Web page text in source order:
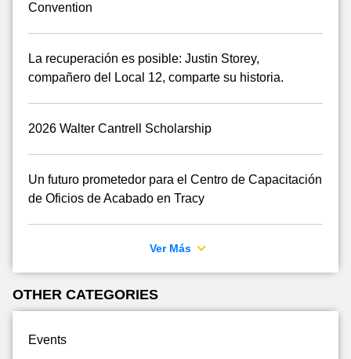
Convention
La recuperación es posible: Justin Storey,
compañero del Local 12, comparte su historia.
2026 Walter Cantrell Scholarship
Un futuro prometedor para el Centro de Capacitación
de Oficios de Acabado en Tracy
Ver Más
OTHER CATEGORIES
Events